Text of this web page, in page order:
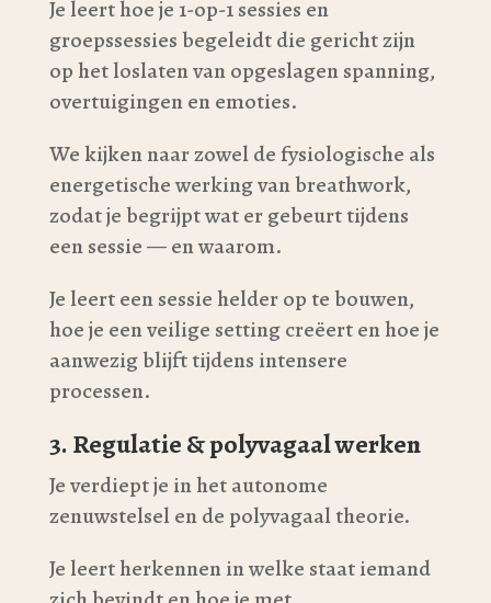
Je leert hoe je 1-op-1 sessies en
groepssessies begeleidt die gericht zijn
op het loslaten van opgeslagen spanning,
overtuigingen en emoties.
We kijken naar zowel de fysiologische als
energetische werking van breathwork,
zodat je begrijpt wat er gebeurt tijdens
een sessie — en waarom.
Je leert een sessie helder op te bouwen,
hoe je een veilige setting creëert en hoe je
aanwezig blijft tijdens intensere
processen.
3. Regulatie & polyvagaal werken
Je verdiept je in het autonome
zenuwstelsel en de polyvagaal theorie.
Je leert herkennen in welke staat iemand